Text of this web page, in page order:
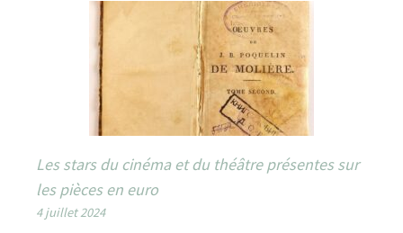
Les stars du cinéma et du théâtre présentes sur
les pièces en euro
4 juillet 2024